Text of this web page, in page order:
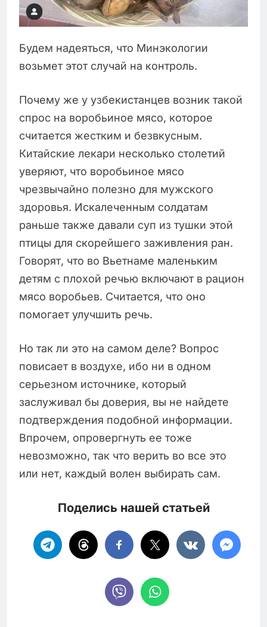
Будем надеяться, что Минэкологии
возьмет этот случай на контроль.
Почему же у узбекистанцев возник такой
спрос на воробьиное мясо, которое
считается жестким и безвкусным.
Китайские лекари несколько столетий
уверяют, что воробьиное мясо
чрезвычайно полезно для мужского
здоровья. Искалеченным солдатам
раньше также давали суп из тушки этой
птицы для скорейшего заживления ран.
Говорят, что во Вьетнаме маленьким
детям с плохой речью включают в рацион
мясо воробьев. Считается, что оно
помогает улучшить речь.
Но так ли это на самом деле? Вопрос
повисает в воздухе, ибо ни в одном
серьезном источнике, который
заслуживал бы доверия, вы не найдете
подтверждения подобной информации.
Впрочем, опровергнуть ее тоже
невозможно, так что верить во все это
или нет, каждый волен выбирать сам.
Поделись нашей статьей